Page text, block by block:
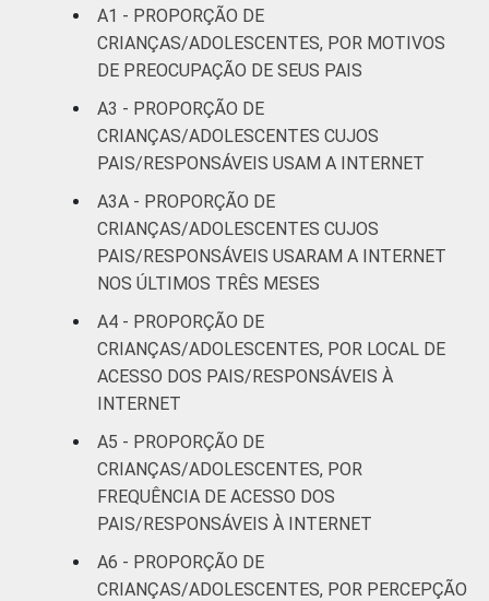
anos
De 13 a 14
De 15 a 17
anos
39
RENDA
FAMILIAR
Até 1 SM
Mais de 1
Mais de 2
SM até 3 SM
46
Mais de 3
SM
CLASSE
AB
A1 - PROPORÇÃO DE
CRIANÇAS/ADOLESCENTES, POR MOTIVOS
DE PREOCUPAÇÃO DE SEUS PAIS
A3 - PROPORÇÃO DE
CRIANÇAS/ADOLESCENTES CUJOS
PAIS/RESPONSÁVEIS USAM A INTERNET
A3A - PROPORÇÃO DE
CRIANÇAS/ADOLESCENTES CUJOS
PAIS/RESPONSÁVEIS USARAM A INTERNET
NOS ÚLTIMOS TRÊS MESES
A4 - PROPORÇÃO DE
CRIANÇAS/ADOLESCENTES, POR LOCAL DE
ACESSO DOS PAIS/RESPONSÁVEIS À
INTERNET
A5 - PROPORÇÃO DE
CRIANÇAS/ADOLESCENTES, POR
FREQUÊNCIA DE ACESSO DOS
PAIS/RESPONSÁVEIS À INTERNET
A6 - PROPORÇÃO DE
CRIANÇAS/ADOLESCENTES, POR PERCEPÇÃO